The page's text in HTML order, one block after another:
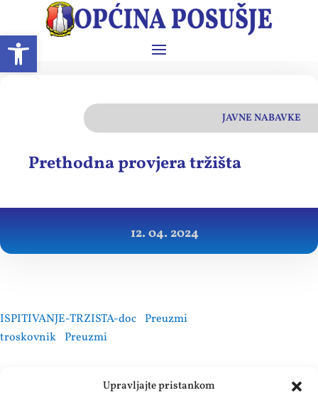
Open toolbar
Upravljajte pristankom
JAVNE NABAVKE
Prethodna provjera tržišta
12. 04. 2024
ISPITIVANJE-TRZISTA-doc Preuzmi
troskovnik Preuzmi